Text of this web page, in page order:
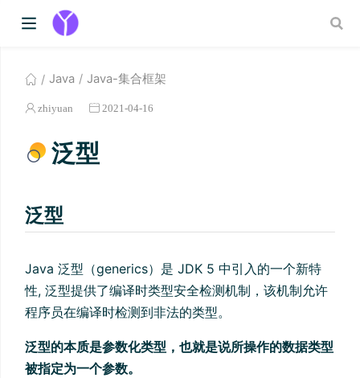
Java Java-集合框架
zhiyuan 2021-04-16
泛型
泛型
Java 泛型（generics）是 JDK 5 中引入的一个新特
性, 泛型提供了编译时类型安全检测机制，该机制允许
程序员在编译时检测到非法的类型。
泛型的本质是参数化类型，也就是说所操作的数据类型
被指定为一个参数。